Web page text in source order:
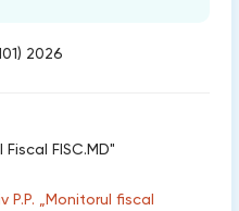
2026
FISC.MD"
P.P. „Monitorul fiscal